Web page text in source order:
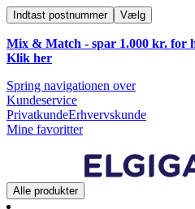
Indtast postnummer Vælg
Mix & Match - spar 1.000 kr. for
Klik her
Spring navigationen over
Kundeservice
PrivatkundeErhvervskunde
Mine favoritter
Alle produkter